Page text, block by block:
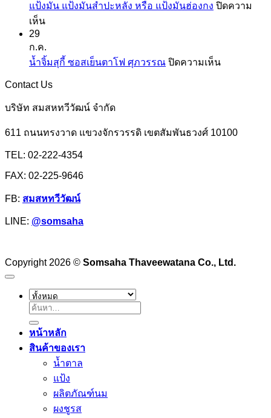
และ
แป้งมัน แป้งมันสำปะหลัง หรือ แป้งมันฮ่องกง ปิดความ
เห็นบน
มัน
แป้ง
มัน
หรือ
ฮ่องกง
29
ก.ค.
น้ำจิ้มสุกี้ ซอสเย็นตาโฟ ศุภวรรณ ปิดความเห็นบน
ซอส
Contact Us
บริษัท สมสหทวีวัฒน์ จำกัด
611 ถนนทรงวาด แขวงจักรวรรดิ เขตสัมพันธวงศ์ 10100
TEL: 02-222-4354
FAX: 02-225-9646
FB: สมสหทวีวัฒน์
LINE: @somsaha
Copyright 2026 © Somsaha Thaveewatana Co., Ltd.
ค้นหา:
หน้าหลัก
สินค้าของเรา
น้ำตาล
แป้ง
ผลิตภัณฑ์นม
ผงชูรส